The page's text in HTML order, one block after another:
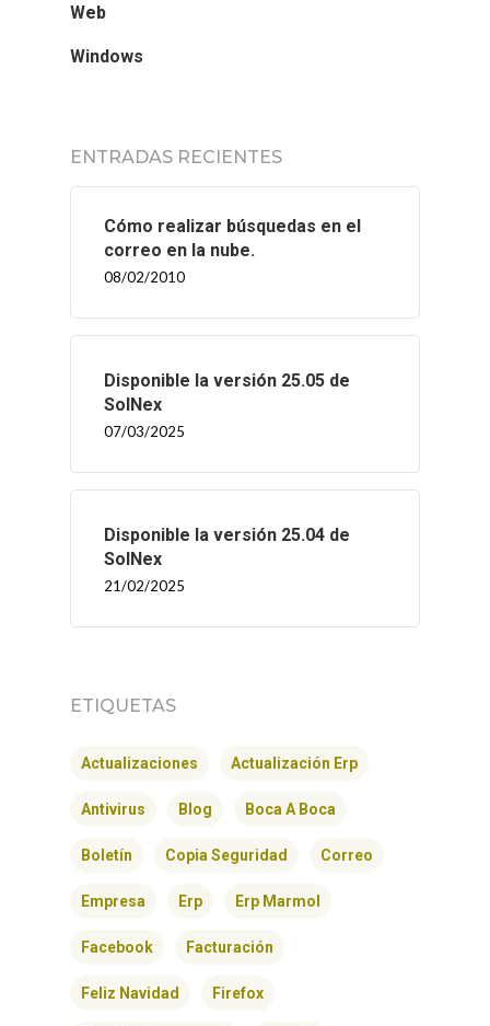
Web
Windows
ENTRADAS RECIENTES
Cómo realizar búsquedas en el
correo en la nube.
08/02/2010
Disponible la versión 25.05 de
SolNex
07/03/2025
Disponible la versión 25.04 de
SolNex
21/02/2025
ETIQUETAS
Actualizaciones Actualización Erp
Antivirus Blog Boca A Boca
Boletín Copia Seguridad Correo
Empresa Erp Erp Marmol
Facebook Facturación
Feliz Navidad Firefox
SOLNEX